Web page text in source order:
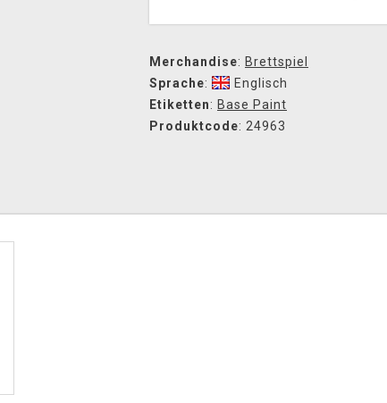
Merchandise: Brettspiel
Sprache:
Englisch
Etiketten: Base Paint
Produktcode: 24963